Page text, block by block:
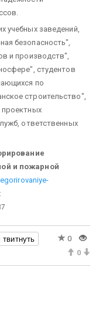
учебных заведений,
безопасность",
и производств",
студентов
по
строительство",
проектных
ответственных
и пожарной
твитнуть
0
0